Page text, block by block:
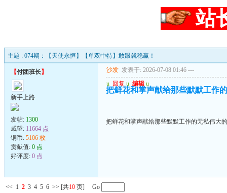
站
主题 : 074期：【天使永恒】【单双中特】敢跟就稳赢！
【付团班长】
新手上路
发帖: 1300
威望: 11664 点
铜币: 5106 枚
贡献值: 0 点
好评度: 0 点
沙发 发表于: 2026-07-08 01:46 ---
u 回复 u 编辑 u
把鲜花和掌声献给那些默默工作
把鲜花和掌声献给那些默默工作的无私伟大
<< 1 2 3 4 5 6 >> [共10 页] Go